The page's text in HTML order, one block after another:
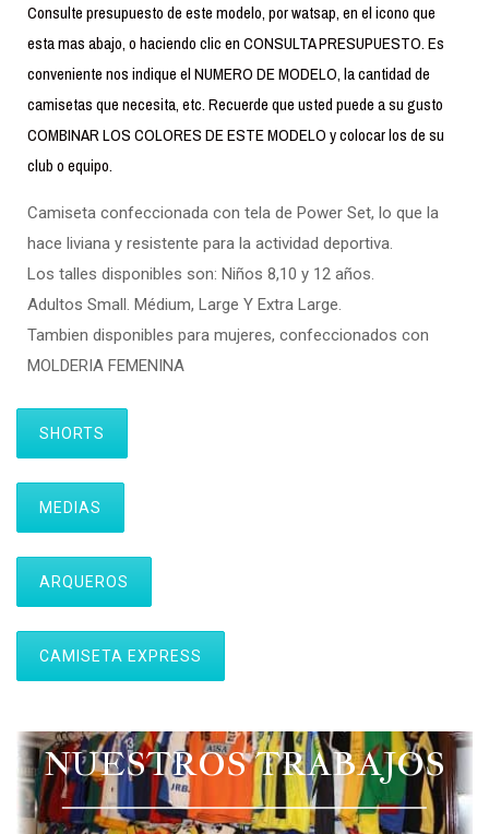
Consulte presupuesto de este modelo, por watsap, en el icono que
esta mas abajo, o haciendo clic en CONSULTA PRESUPUESTO. Es
conveniente nos indique el NUMERO DE MODELO, la cantidad de
camisetas que necesita, etc. Recuerde que usted puede a su gusto
COMBINAR LOS COLORES DE ESTE MODELO y colocar los de su
club o equipo.
Camiseta confeccionada con tela de Power Set, lo que la
hace liviana y resistente para la actividad deportiva.
Los talles disponibles son: Niños 8,10 y 12 años.
Adultos Small. Médium, Large Y Extra Large.
Tambien disponibles para mujeres, confeccionados con
MOLDERIA FEMENINA
SHORTS
MEDIAS
ARQUEROS
CAMISETA EXPRESS
NUESTROS TRABAJOS